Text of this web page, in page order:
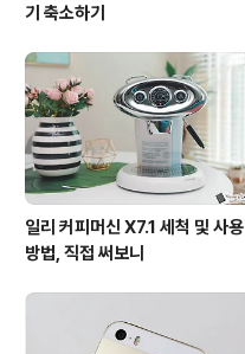
기 축소하기
일리 커피머신 X7.1 세척 및 사용
방법, 직접 써보니